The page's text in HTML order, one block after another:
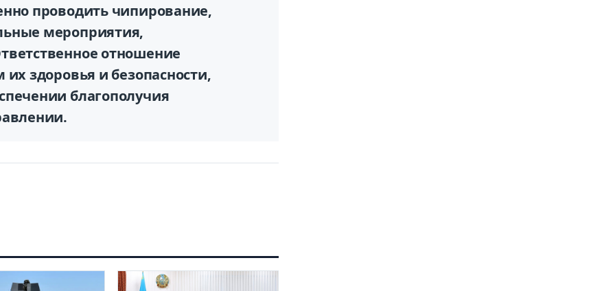
проводить чипирование,
мероприятия,
отношение
здоровья и безопасности,
благополучия